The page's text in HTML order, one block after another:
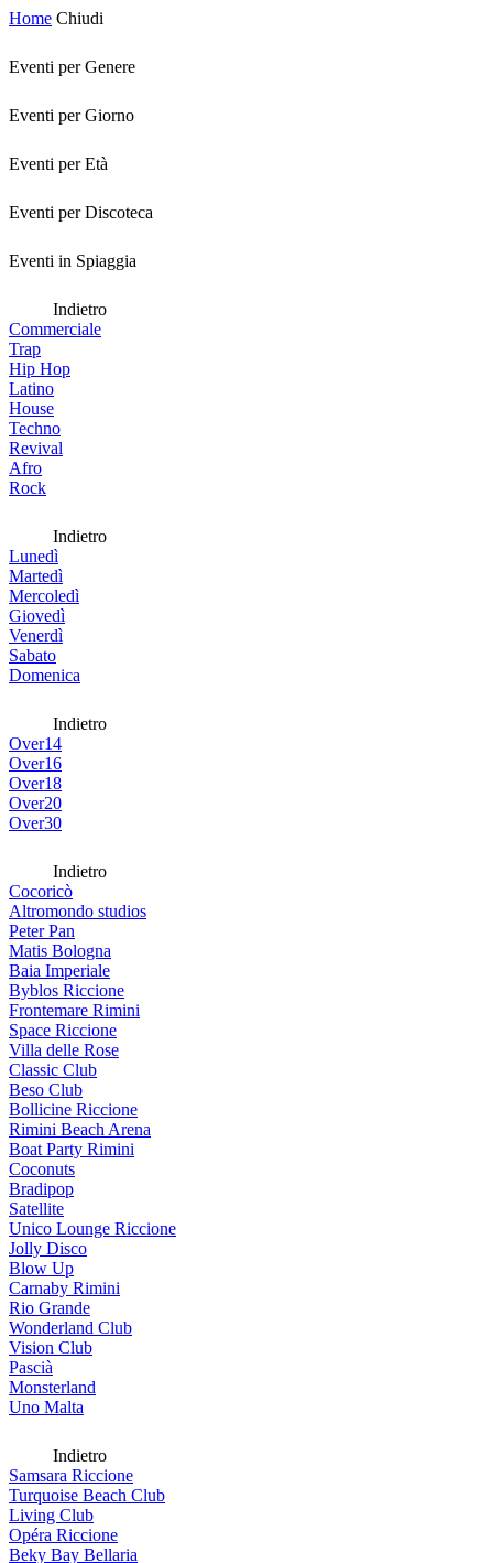
Home Chiudi
Eventi per Genere
Eventi per Giorno
Eventi per Età
Eventi per Discoteca
Eventi in Spiaggia
Indietro
Commerciale
Trap
Hip Hop
Latino
House
Techno
Revival
Afro
Rock
Indietro
Lunedì
Martedì
Mercoledì
Giovedì
Venerdì
Sabato
Domenica
Indietro
Over14
Over16
Over18
Over20
Over30
Indietro
Cocoricò
Altromondo studios
Peter Pan
Matis Bologna
Baia Imperiale
Byblos Riccione
Frontemare Rimini
Space Riccione
Villa delle Rose
Classic Club
Beso Club
Bollicine Riccione
Rimini Beach Arena
Boat Party Rimini
Coconuts
Bradipop
Satellite
Unico Lounge Riccione
Jolly Disco
Blow Up
Carnaby Rimini
Rio Grande
Wonderland Club
Vision Club
Pascià
Monsterland
Uno Malta
Indietro
Samsara Riccione
Turquoise Beach Club
Living Club
Opéra Riccione
Beky Bay Bellaria